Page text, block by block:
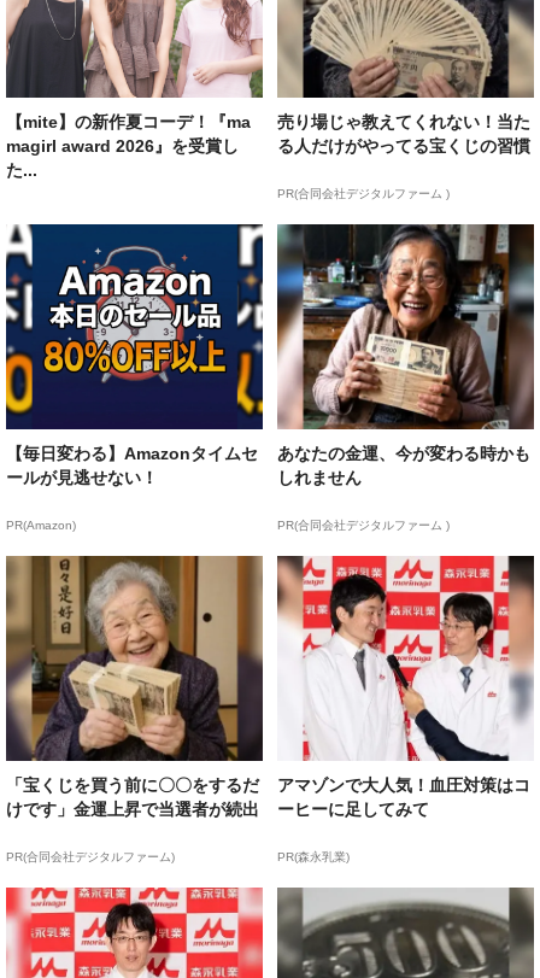
【mite】の新作夏コーデ！『ma
magirl award 2026』を受賞し
た...
売り場じゃ教えてくれない！当た
る人だけがやってる宝くじの習慣
PR(合同会社デジタルファーム )
【毎日変わる】Amazonタイムセ
ールが見逃せない！
PR(Amazon)
あなたの金運、今が変わる時かも
しれません
PR(合同会社デジタルファーム )
「宝くじを買う前に〇〇をするだ
けです」金運上昇で当選者が続出
PR(合同会社デジタルファーム)
アマゾンで大人気！血圧対策はコ
ーヒーに足してみて
PR(森永乳業)